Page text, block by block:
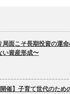
局面こそ長期投資の運
い資産形成〜
開催】子育て世代のため